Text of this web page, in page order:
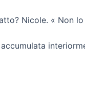
Nicole. « Non